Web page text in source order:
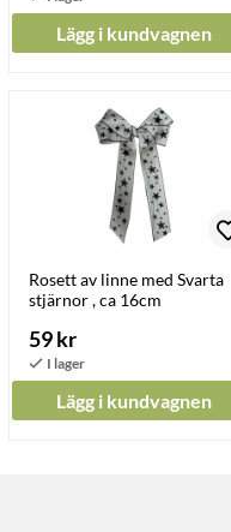
Lägg i kundvagnen
Rosett av linne med Svarta
stjärnor , ca 16cm
59 kr
Lägg i kundvagnen